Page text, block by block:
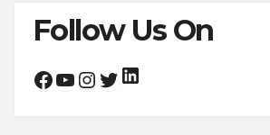
Follow Us On
Facebook YouTube Instagram Twitter LinkedIn